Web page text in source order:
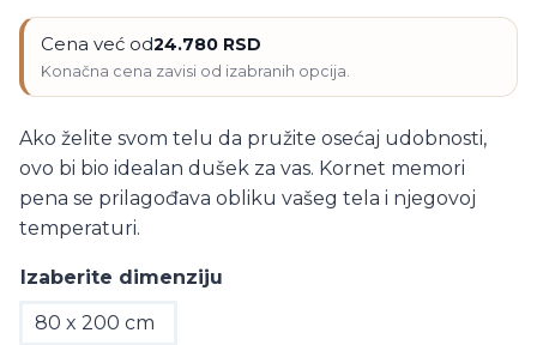
Cena već od24.780 RSD
Ako želite svom telu da pružite osećaj udobnosti,
ovo bi bio idealan dušek za vas. Kornet memori
pena se prilagođava obliku vašeg tela i njegovoj
temperaturi.
Izaberite dimenziju
80 x 200 cm